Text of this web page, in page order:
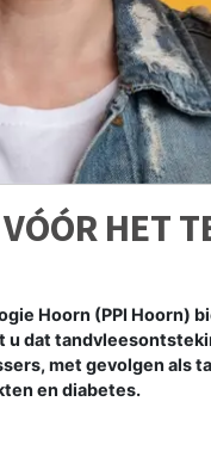
HET
Hoorn (PPI Hoorn)
dat
met gevolgen als
en diabetes.